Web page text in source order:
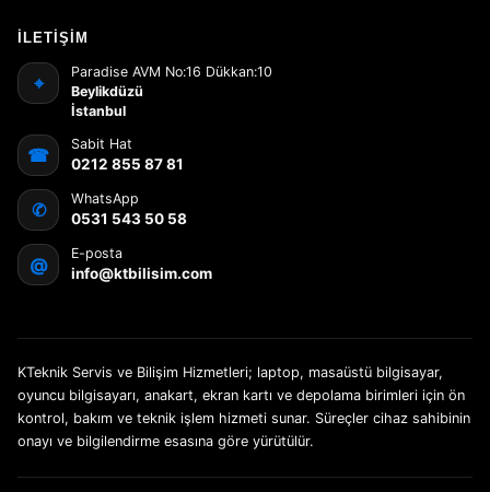
İLETIŞIM
⌖
Paradise AVM No:16 Dükkan:10
Beylikdüzü
İstanbul
☎
Sabit Hat
0212 855 87 81
✆
WhatsApp
0531 543 50 58
@
E-posta
info@ktbilisim.com
KTeknik Servis ve Bilişim Hizmetleri; laptop, masaüstü bilgisayar,
oyuncu bilgisayarı, anakart, ekran kartı ve depolama birimleri için ön
kontrol, bakım ve teknik işlem hizmeti sunar. Süreçler cihaz sahibinin
onayı ve bilgilendirme esasına göre yürütülür.